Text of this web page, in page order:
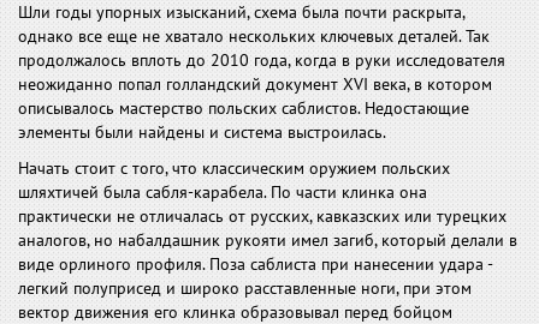
Шли годы упорных изысканий, схема была почти раскрыта,
однако все еще не хватало нескольких ключевых деталей. Так
продолжалось вплоть до 2010 года, когда в руки исследователя
неожиданно попал голландский документ XVI века, в котором
описывалось мастерство польских саблистов. Недостающие
элементы были найдены и система выстроилась.
Начать стоит с того, что классическим оружием польских
шляхтичей была сабля-карабела. По части клинка она
практически не отличалась от русских, кавказских или турецких
аналогов, но набалдашник рукояти имел загиб, который делали в
виде орлиного профиля. Поза саблиста при нанесении удара -
легкий полуприсед и широко расставленные ноги, при этом
вектор движения его клинка образовывал перед бойцом